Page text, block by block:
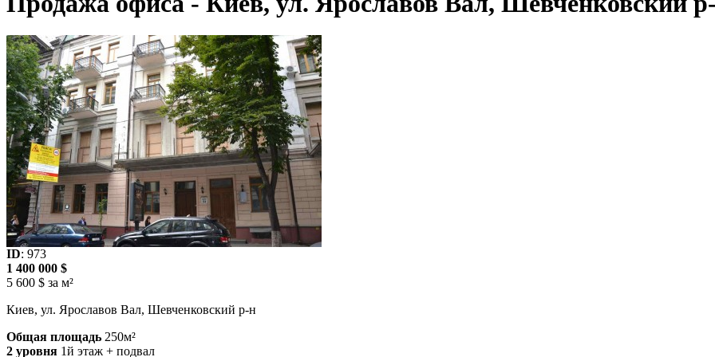
ID: 973
1 400 000 $
5 600 $ за м²
Киев, ул. Ярославов Вал, Шевченковский р-н
Общая площадь 250м²
2 уровня 1й этаж + подвал